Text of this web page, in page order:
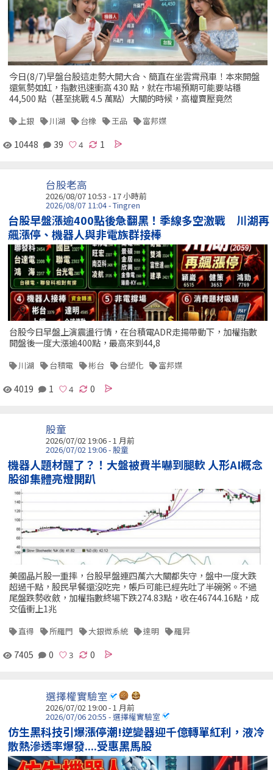
今日(8/7)早盤台股這走勢大開大合、簡直在坐雲霄飛車！本來開盤
還氣勢如虹，指數迅速衝高 430 點，就在市場預期可能要站穩
44,500 點（甚至挑戰 4.5 萬點）大關的時候，高檔賣壓竟然
上銀 川湖 台橡 王品 富邦媒
10448 39 1
台股老高
2026/08/07 10:53 -17 小時前
2026/08/07 11:04 - Tingren
台股早盤漲逾400點後急翻黑！季線多空激戰 川湖再
飆漲停、機器人與非電族群接棒
台股今日早盤上演震盪行情，在台積電ADR走揚帶動下，加權指數
開盤後一度大漲逾400點，最高來到44,8
川湖 台積電 彬台 台塑化 富邦媒
4019 1 0
股童
2026/07/02 19:06 - 1 月前
2026/07/02 19:06 - 股童
機器人題材醒了？！大盤被費半嚇到腿軟 人形AI概念
股卻集體亮燈開趴
美國晶片股一重摔，台股早盤連四萬六大關都失守，盤中一度大跌
超過千點，股民早餐還沒吃完，帳戶可能已經先吐了半碗粥。不過
尾盤跌勢收斂，加權指數終場下跌274.83點，收在46744.16點，成
交值衝上1兆
直得 所羅門 大銀微系統 達明 羅昇
7405 0 0
選擇權實驗室
2026/07/02 19:00 - 1 月前
2026/07/06 20:55 - 選擇權實驗室
仿生黑科技引爆漲停潮!逆變器迎千億轉單紅利，液冷
散熱滲透率爆發....受惠黑馬股